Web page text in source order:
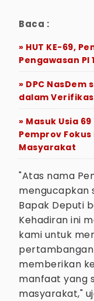
Baca :
» HUT KE-69,
Pengawasan PI
» DPC
dalam
» Masuk Usia
Pemprov
Masyarakat
"Atas nama
mengucapkan
Bapak Deputi
Kehadiran ini
kami untuk
memberikan
manfaat yang
masyarakat,"